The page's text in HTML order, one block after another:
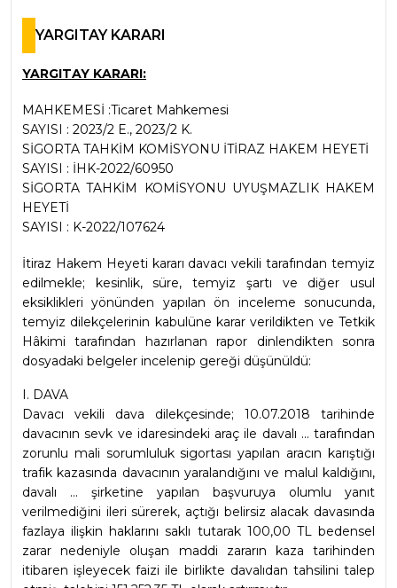
YARGITAY KARARI
YARGITAY KARARI:
MAHKEMESİ :Ticaret Mahkemesi
SAYISI : 2023/2 E., 2023/2 K.
SİGORTA TAHKİM KOMİSYONU İTİRAZ HAKEM HEYETİ
SAYISI : İHK-2022/60950
SİGORTA TAHKİM KOMİSYONU UYUŞMAZLIK HAKEM
HEYETİ
SAYISI : K-2022/107624
İtiraz Hakem Heyeti kararı davacı vekili tarafından temyiz
edilmekle; kesinlik, süre, temyiz şartı ve diğer usul
eksiklikleri yönünden yapılan ön inceleme sonucunda,
temyiz dilekçelerinin kabulüne karar verildikten ve Tetkik
Hâkimi tarafından hazırlanan rapor dinlendikten sonra
dosyadaki belgeler incelenip gereği düşünüldü:
I. DAVA
Davacı vekili dava dilekçesinde; 10.07.2018 tarihinde
davacının sevk ve idaresindeki araç ile davalı ... tarafından
zorunlu mali sorumluluk sigortası yapılan aracın karıştığı
trafik kazasında davacının yaralandığını ve malul kaldığını,
davalı ... şirketine yapılan başvuruya olumlu yanıt
verilmediğini ileri sürerek, açtığı belirsiz alacak davasında
fazlaya ilişkin haklarını saklı tutarak 100,00 TL bedensel
zarar nedeniyle oluşan maddi zararın kaza tarihinden
itibaren işleyecek faizi ile birlikte davalıdan tahsilini talep